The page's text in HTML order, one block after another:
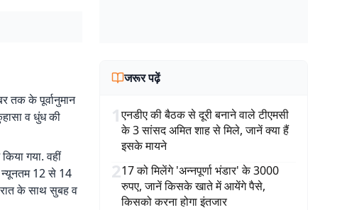
तक के पूर्वानुमान
व धुंध की
गया. वहीं
न्यूनतम 12 से 14
के साथ सुबह व
जरूर पढ़ें
1एनडीए की बैठक से दूरी बनाने वाले टीएमसी
के 3 सांसद अमित शाह से मिले, जानें क्या हैं
इसके मायने
217 को मिलेंगे 'अन्नपूर्णा भंडार' के 3000
रुपए, जानें किसके खाते में आयेंगे पैसे,
किसको करना होगा इंतजार